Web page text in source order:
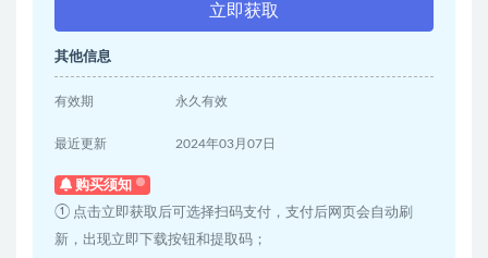
立即获取
其他信息
有效期 永久有效
最近更新 2024年03月07日
购买须知
① 点击立即获取后可选择扫码支付，支付后网页会自动刷
新，出现立即下载按钮和提取码；